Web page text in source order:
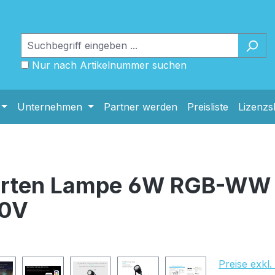
Nur nach Artikelnummer suchen
Unternehmen Partner werden Preisliste
Lampe 6W RGB-
UVP Netto:
Preise